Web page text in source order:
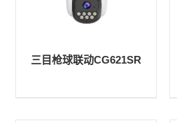
三目枪球联动CG621SR